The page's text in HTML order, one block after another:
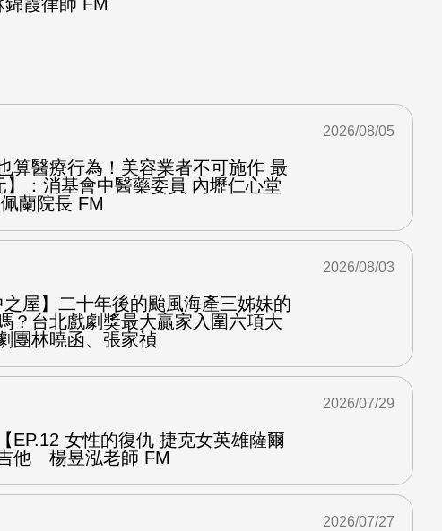
算醫療行為！美容業者不可施作 最
】：消基會中醫藥委員 內壢仁心堂
蘭院長 FM
2026/08/05
屋】二十年後的颱風海產三姊妹的
？台北戲劇獎最大贏家入圍六項大
團林曉函、張家禎
2026/08/03
EP.12 女性的復仇 捷克女英雄薩爾
他 楊昱泓老師 FM
2026/07/29
2026/07/27